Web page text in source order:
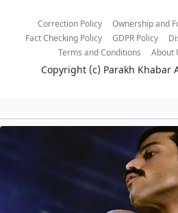
Correction Policy Ownership and
Fact Checking Policy
GDPR Policy
Terms and Conditions
About
Copyright (c) Parakh Khabar